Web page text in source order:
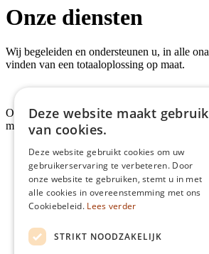
Onze diensten
Wij begeleiden en ondersteunen u, in alle
vinden van een totaaloplossing op maat.
Ook bij een schadegeval kan u rekenen op
medewerkers en op de meerwaarde van ons
wij vullen samen met u de schade
wij komen de schade bij u persoonlijk
bij een schade expertise zijn wij
belangen te verdedigen
wij volgen uw dossier op de voet op
correct en snel verloopt
Deze website maakt gebruik
van cookies.
Deze website gebruikt cookies om uw
gebruikerservaring te verbeteren. Door
onze website te gebruiken, stemt u in met
alle cookies in overeenstemming met ons
Cookiebeleid. Lees verder
STRIKT NOODZAKELIJK